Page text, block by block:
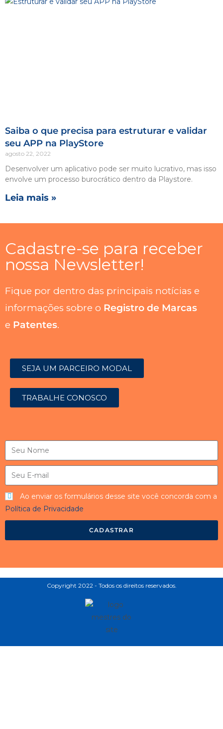
Saiba o que precisa para estruturar e validar
seu APP na PlayStore
agosto 22, 2022
Desenvolver um aplicativo pode ser muito lucrativo, mas isso
envolve um processo burocrático dentro da Playstore.
Leia mais »
Cadastre-se para receber
nossa Newsletter!
Fique por dentro das principais notícias e
informações sobre o Registro de Marcas
e Patentes.
SEJA UM PARCEIRO MODAL
TRABALHE CONOSCO
Ao enviar os formulários desse site você concorda com a
Política de Privacidade
CADASTRAR
Copyright 2022 - Todos os direitos reservados.